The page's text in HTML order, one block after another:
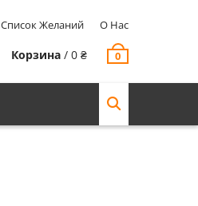
Список Желаний О Нас
Корзина / 0 ₴ 0